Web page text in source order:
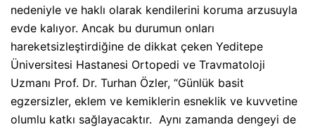
nedeniyle ve haklı olarak kendilerini koruma arzusuyla
evde kalıyor. Ancak bu durumun onları
hareketsizleştirdiğine de dikkat çeken Yeditepe
Üniversitesi Hastanesi Ortopedi ve Travmatoloji
Uzmanı Prof. Dr. Turhan Özler, “Günlük basit
egzersizler, eklem ve kemiklerin esneklik ve kuvvetine
olumlu katkı sağlayacaktır. Aynı zamanda dengeyi de